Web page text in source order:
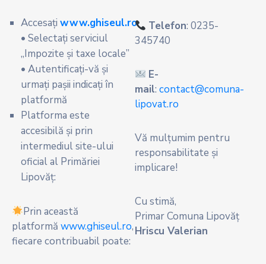
Accesați www.ghiseul.ro
• Selectați serviciul
„Impozite și taxe locale”
• Autentificați-vă și
urmați pașii indicați în
platformă
Platforma este
accesibilă și prin
intermediul site-ului
oficial al Primăriei
Lipovăț:
Prin această
platformă www.ghiseul.ro,
fiecare contribuabil poate:
Telefon: 0235-
345740
E-
mail: contact@comuna-
lipovat.ro
Vă mulțumim pentru
responsabilitate și
implicare!
Cu stimă,
Primar Comuna Lipovăț
Hriscu Valerian